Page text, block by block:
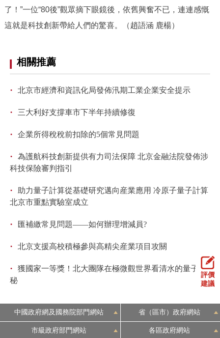
了！”一位“80後”觀眾摘下眼鏡後，依舊興奮不已，連連感慨
這就是科技創新帶給人們的驚喜。（趙語涵 鹿楊）
相關推薦
· 北京市經濟和資訊化局發佈汛期工業企業安全提示
· 三大利好支撐車市下半年持續修復
· 企業所得稅稅前扣除的5個常見問題
·
為護航科技創新提供有力司法保障 北京金融法院發佈涉
科技保險審判指引
·
助力量子計算從基礎研究邁向産業應用 冷原子量子計算
北京市重點實驗室成立
· 匯補繳常見問題——如何辦理增減員?
· 北京支援高校積極參與高精尖産業項目攻關
·
獲國家一等獎！北大團隊在極微觀世界看清水的量子奧
秘
評價
建議
中國政府網及國務院部門網站 省（區市）政府網站
市級政府部門網站 各區政府網站